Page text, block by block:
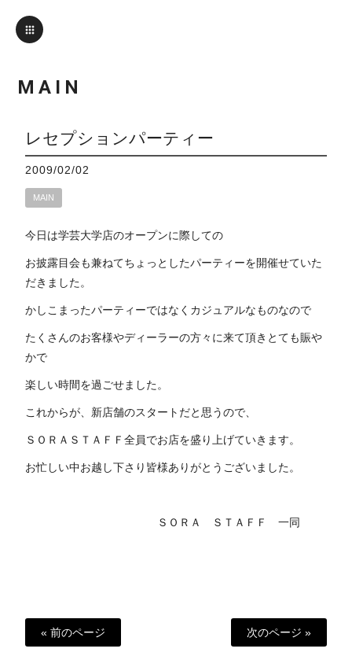
MAIN
レセプションパーティー
2009/02/02
MAIN
今日は学芸大学店のオープンに際しての
お披露目会も兼ねてちょっとしたパーティーを開催せていた
だきました。
かしこまったパーティーではなくカジュアルなものなので
たくさんのお客様やディーラーの方々に来て頂きとても賑や
かで
楽しい時間を過ごせました。
これからが、新店舗のスタートだと思うので、
ＳＯＲＡＳＴＡＦＦ全員でお店を盛り上げていきます。
お忙しい中お越し下さり皆様ありがとうございました。
ＳＯＲＡ ＳＴＡＦＦ 一同
« 前のページ 次のページ »